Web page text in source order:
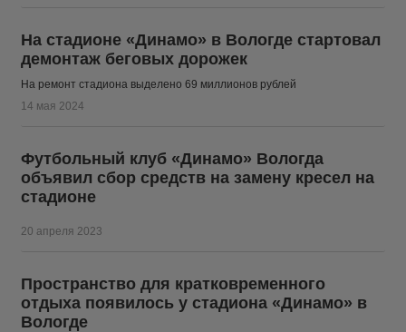
На стадионе «Динамо» в Вологде стартовал
демонтаж беговых дорожек
На ремонт стадиона выделено 69 миллионов рублей
14 мая 2024
Футбольный клуб «Динамо» Вологда
объявил сбор средств на замену кресел на
стадионе
20 апреля 2023
Пространство для кратковременного
отдыха появилось у стадиона «Динамо» в
Вологде